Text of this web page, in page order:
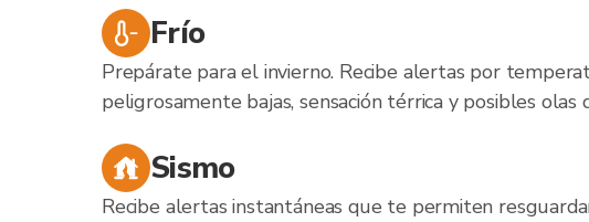
Frío
Prepárate para el invierno. Recibe alertas por
peligrosamente bajas, sensación térrica y posibles olas
Sismo
Recibe alertas instantáneas que te permiten